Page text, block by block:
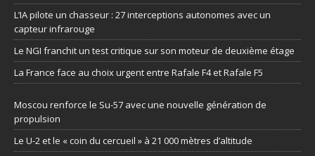
L’IA pilote un chasseur : 27 interceptions autonomes avec un
capteur infrarouge
Le NGI franchit un test critique sur son moteur de deuxième étage
La France face au choix urgent entre Rafale F4 et Rafale F5
Moscou renforce le Su-57 avec une nouvelle génération de
propulsion
Le U-2 et le « coin du cercueil » à 21 000 mètres d’altitude